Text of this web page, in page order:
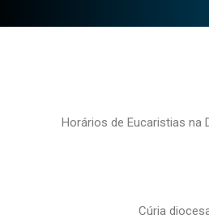
Horários de Eucaristias na
Cúria